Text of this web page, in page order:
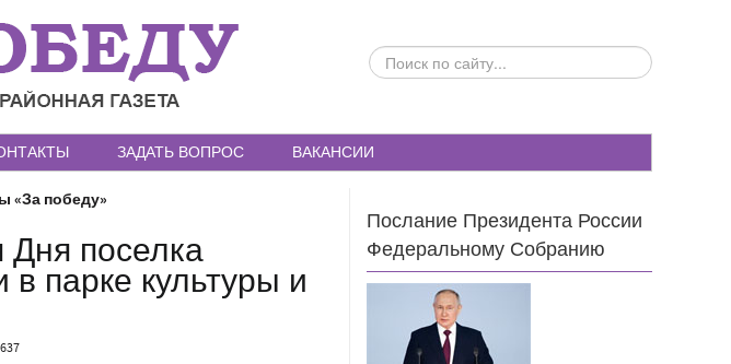
ПОИСК
ПО
ЗАДАТЬ ВОПРОС ВАКАНСИИ
«За победу»
Дня поселка
в парке культуры и
Послание Президента России
Федеральному Собранию